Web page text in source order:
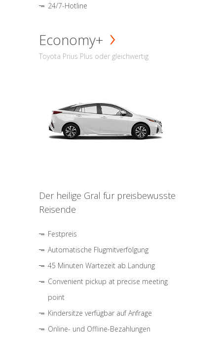
24/7-Hotline
Economy+
Toyota Prius Plus oder gleichwertig
Der heilige Gral für preisbewusste
Reisende
Festpreis
Automatische Flugmitverfolgung
45 Minuten Wartezeit ab Landung
Convenient pickup at precise meeting
point
Kindersitze verfügbar auf Anfrage
Online- und Offline-Bezahlungen